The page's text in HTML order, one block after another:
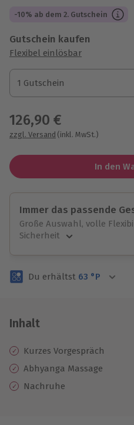
-10% ab dem 2. Gutschein
Gutschein kaufen
Flexibel einlösbar
1 Gutschein
1 Gutschein
1 Gutschein
126,90 €
zzgl. Versand (inkl. MwSt.)
In den
Immer das passende
Große Auswahl, volle
Sicherheit
Volle Flexibilität
3 Jahre gültig &
Du erhältst 63 °P
Inhalt
Kurzes Vorgespräch
Abhyanga Massage
Nachruhe